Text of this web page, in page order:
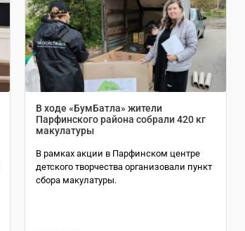
В ходе «БумБатла» жители
Парфинского района собрали 420 кг
макулатуры
В рамках акции в Парфинском центре
детского творчества организовали пункт
сбора макулатуры.